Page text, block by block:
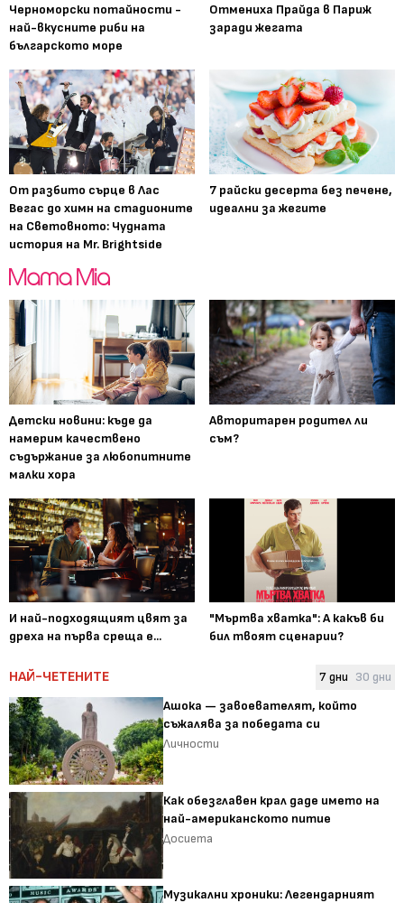
Черноморски потайности -
най-вкусните риби на
българското море
Отмениха Прайда в Париж
заради жегата
От разбито сърце в Лас
Вегас до химн на стадионите
на Световното: Чудната
история на Mr. Brightside
7 райски десерта без печене,
идеални за жегите
Детски новини: къде да
намерим качествено
съдържание за любопитните
малки хора
Авторитарен родител ли
съм?
И най-подходящият цвят за
дреха на първа среща е...
"Мъртва хватка": А какъв би
бил твоят сценарии?
НАЙ-ЧЕТЕНИТЕ 7 дни 30 дни
Ашока — завоевателят, който
съжалява за победата си
Личности
Как обезглавен крал даде името на
най-американското питие
Досиета
Музикални хроники: Легендарният